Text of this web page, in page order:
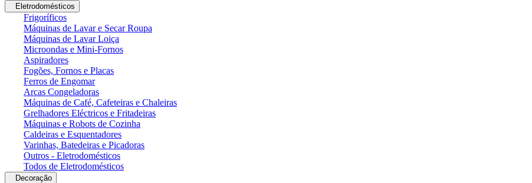
Eletrodomésticos
Frigoríficos
Máquinas de Lavar e Secar Roupa
Máquinas de Lavar Loiça
Microondas e Mini-Fornos
Aspiradores
Fogões, Fornos e Placas
Ferros de Engomar
Arcas Congeladoras
Máquinas de Café, Cafeteiras e Chaleiras
Grelhadores Eléctricos e Fritadeiras
Máquinas e Robots de Cozinha
Caldeiras e Esquentadores
Varinhas, Batedeiras e Picadoras
Outros - Eletrodomésticos
Todos de Eletrodomésticos
Decoração